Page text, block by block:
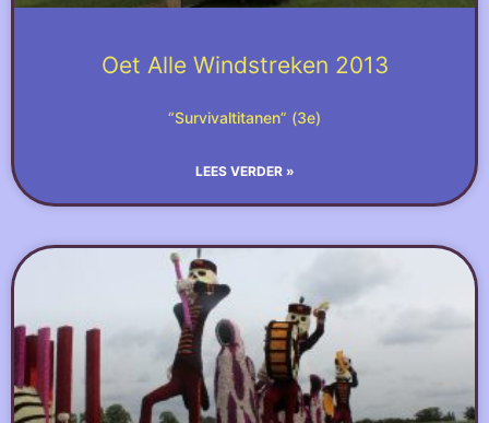
Oet Alle Windstreken 2013
“Survivaltitanen” (3e)
LEES VERDER »